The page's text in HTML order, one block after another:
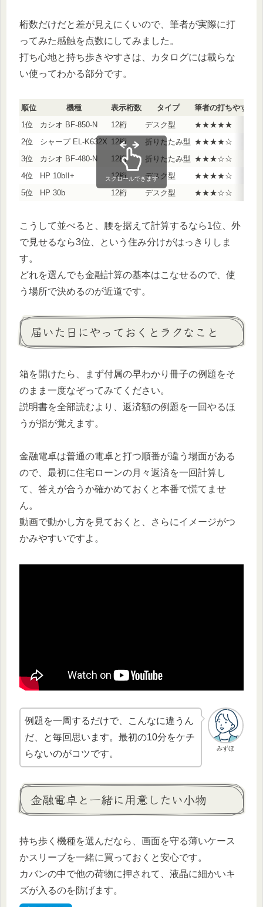
桁数だけだと差が見えにくいので、筆者が実際に打
ってみた感触を点数にしてみました。
打ち心地と持ち歩きやすさは、カタログには載らな
い使ってわかる部分です。
順位 機種 表示桁数 タイプ 筆者の打ちやすさ
1位
カシオ BF-850-N 12桁 デスク型 ★★★★★
2位
シャープ EL-K632X 12桁 折りたたみ型 ★★★★☆
3位
カシオ BF-480-N 12桁 折りたたみ型 ★★★☆☆
4位
HP 10bII+ 12桁 デスク型 ★★★★☆
5位
HP 30b 12桁 デスク型 ★★★☆☆
スクロールできます
こうして並べると、腰を据えて計算するなら1位、外
で見せるなら3位、という住み分けがはっきりしま
す。
どれを選んでも金融計算の基本はこなせるので、使
う場所で決めるのが近道です。
届いた日にやっておくとラクなこと
箱を開けたら、まず付属の早わかり冊子の例題をそ
のまま一度なぞってみてください。
説明書を全部読むより、返済額の例題を一回やるほ
うが指が覚えます。
金融電卓は普通の電卓と打つ順番が違う場面がある
ので、最初に住宅ローンの月々返済を一回計算し
て、答えが合うか確かめておくと本番で慌てませ
ん。
動画で動かし方を見ておくと、さらにイメージがつ
かみやすいですよ。
みずほ
例題を一周するだけで、こんなに違うん
だ、と毎回思います。最初の10分をケチ
らないのがコツです。
金融電卓と一緒に用意したい小物
持ち歩く機種を選んだなら、画面を守る薄いケース
かスリーブを一緒に買っておくと安心です。
カバンの中で他の荷物に押されて、液晶に細かいキ
ズが入るのを防げます。